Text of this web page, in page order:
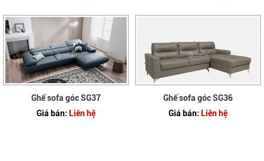
Ghế sofa góc SG37
Giá bán: Liên hệ
Ghế sofa góc SG36
Giá bán: Liên hệ